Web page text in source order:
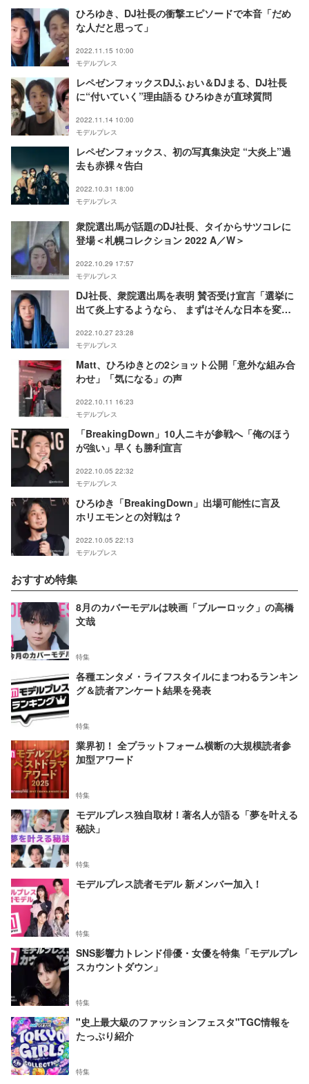
ひろゆき、DJ社長の衝撃エピソードで本音「だめ
な人だと思って」
2022.11.15 10:00
モデルプレス
レペゼンフォックスDJふぉい＆DJまる、DJ社長
に“付いていく”理由語る ひろゆきが直球質問
2022.11.14 10:00
モデルプレス
レペゼンフォックス、初の写真集決定 “大炎上”過
去も赤裸々告白
2022.10.31 18:00
モデルプレス
衆院選出馬が話題のDJ社長、タイからサツコレに
登場＜札幌コレクション 2022 A／W＞
2022.10.29 17:57
モデルプレス
DJ社長、衆院選出馬を表明 賛否受け宣言「選挙に
出て炎上するようなら、 まずはそんな日本を変え
2022.10.27 23:28
モデルプレス
Matt、ひろゆきとの2ショット公開「意外な組み合
わせ」「気になる」の声
2022.10.11 16:23
モデルプレス
「BreakingDown」10人ニキが参戦へ「俺のほう
が強い」早くも勝利宣言
2022.10.05 22:32
モデルプレス
ひろゆき「BreakingDown」出場可能性に言及
ホリエモンとの対戦は？
2022.10.05 22:13
モデルプレス
おすすめ特集
8月のカバーモデルは映画「ブルーロック」の高橋
文哉
特集
各種エンタメ・ライフスタイルにまつわるランキン
グ＆読者アンケート結果を発表
特集
業界初！ 全プラットフォーム横断の大規模読者参
加型アワード
特集
モデルプレス独自取材！著名人が語る「夢を叶える
秘訣」
特集
モデルプレス読者モデル 新メンバー加入！
特集
SNS影響力トレンド俳優・女優を特集「モデルプレ
スカウントダウン」
特集
"史上最大級のファッションフェスタ"TGC情報を
たっぷり紹介
特集